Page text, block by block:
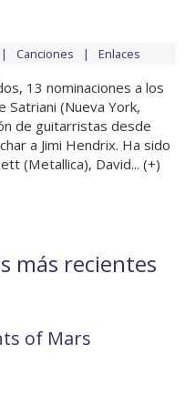
Canciones Enlaces
13 nominaciones a los
Satriani (Nueva York,
de guitarristas desde
a Jimi Hendrix. Ha sido
(Metallica), David... (+)
más recientes
of Mars